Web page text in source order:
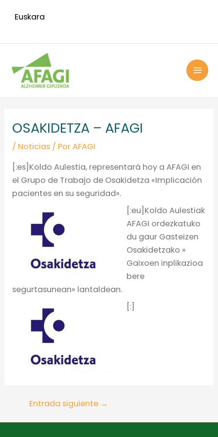
Euskara
OSAKIDETZA – AFAGI
/ Noticias / PorAFAGI
[:es]Koldo Aulestia, representará hoy a AFAGI en
el Grupo de Trabajo de Osakidetza «Implicación
pacientes en su seguridad».
[:eu]Koldo Aulestiak
AFAGI ordezkatuko
du gaur Gasteizen
Osakidetzako »
Gaixoen inplikazioa
bere
segurtasunean» lantaldean.
[:]
entradas
Entrada siguiente →